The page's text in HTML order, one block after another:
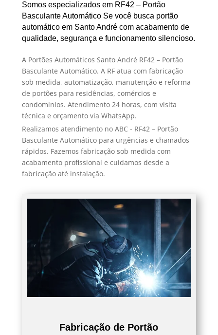
Somos especializados em RF42 – Portão
Basculante Automático Se você busca portão
automático em Santo André com acabamento de
qualidade, segurança e funcionamento silencioso.
A Portões Automáticos Santo André RF42 – Portão
Basculante Automático. A RF atua com fabricação
sob medida, automatização, manutenção e reforma
de portões para residências, comércios e
condomínios. Atendimento 24 horas, com visita
técnica e orçamento via WhatsApp.
Realizamos atendimento no ABC - RF42 – Portão
Basculante Automático para urgências e chamados
rápidos. Fazemos fabricação sob medida com
acabamento profissional e cuidamos desde a
fabricação até instalação.
Fabricação de Portão